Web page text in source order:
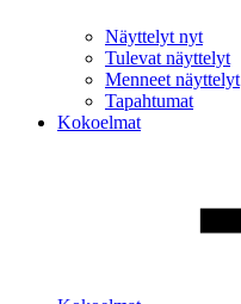
Näyttelyt nyt
Tulevat näyttelyt
Menneet näyttelyt
Tapahtumat
Kokoelmat